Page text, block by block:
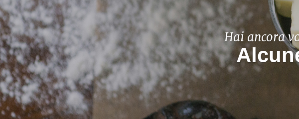
Hai ancora